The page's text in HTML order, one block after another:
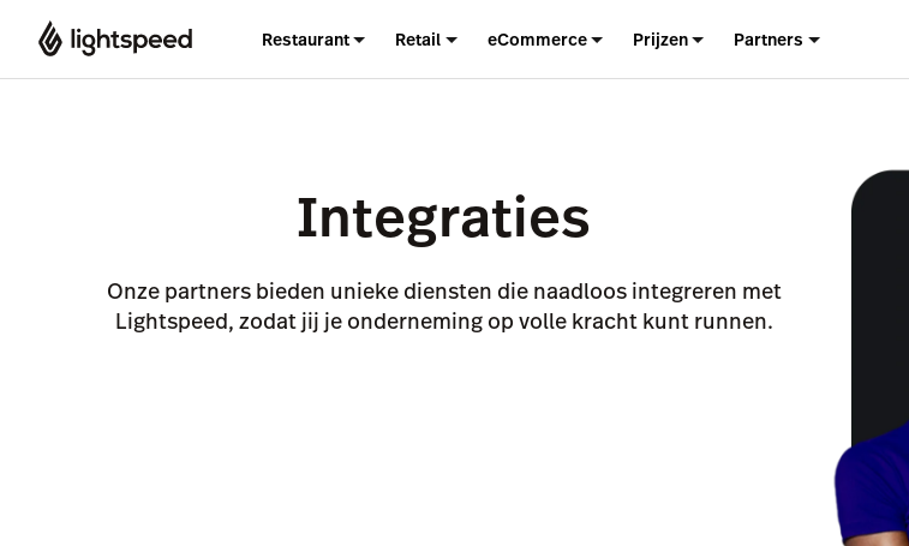
Restaurant Retail eCommerce Prijzen Partners
Integraties
Onze partners bieden unieke diensten die naadloos integreren met
Lightspeed, zodat jij je onderneming op volle kracht kunt runnen.